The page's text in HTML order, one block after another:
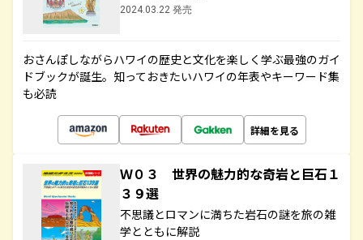
2024.03.22 発売
おさんぽしながらハワイの歴史と文化を楽しく学ぶ最強のガイ
ドブックが誕生。知っておきたいハワイの年表やキーワード集
も必読
詳細を見る
Ｗ０３ 世界の魅力的な奇岩と巨石１
３９選
不思議とロマンに満ちた岩石の謎を旅の雑
学とともに解説